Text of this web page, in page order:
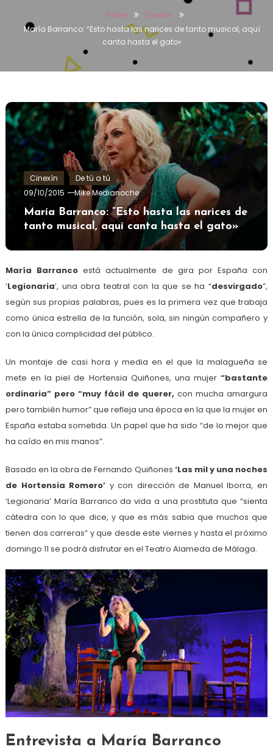
Home
Cinexín
María Barranco: ”Esto hasta las narices de tanto musical, aquí
canta hasta el gato»
Cinexín
De tú a tú
09/10/2015
Mike Medianoche
María Barranco: ”Esto hasta las narices de
tanto musical, aquí canta hasta el gato»
María Barranco está actualmente de gira por España con
‘Legionaria’, una obra teatral con la que se ha “desvirgado”,
según sus propias palabras, pues es la primera vez que trabaja
como única estrella de la función, sola, sin ningún compañero y
con la única complicidad del público.
Un montaje de casi hora y media en el que la malagueña se
mete en la piel de Hortensia Quiñones, una mujer“bastante
ordinaria” pero “muy fácil de querer, con mucha amargura
pero también humor” que refleja una época en la que la mujer en
España estaba sometida. Un papel que ha sido “de lo mejor que
ha caído en mis manos”.
Basado en la obra de Fernando Quiñones ‘Las mil y una noches
de Hortensia Romero’ y con dirección de Manuel Iborra, en
‘Legionaria’ María Barranco da vida a una prostituta que “sienta
cátedra con lo que dice, y que es más sabia que muchos que
tienen dos carreras” y que desde este viernes y hasta el próximo
domingo 11 se podrá disfrutar en el Teatro Alameda de Málaga.
Entrevista a María Barranco